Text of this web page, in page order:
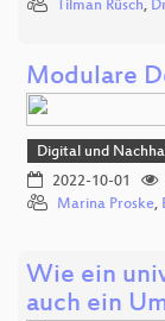
Tilman Rüsch,
Modulare
Digital und
2022-10-01
Marina Proske,
Wie ein
auch ein